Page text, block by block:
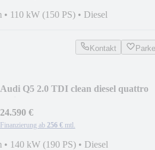
• 110 kW (150 PS) • Diesel
Kontakt
Audi Q5 2.0 TDI clean diesel quattro
24.590 €
Finanzierung ab 256 € mtl.
• 140 kW (190 PS) • Diesel